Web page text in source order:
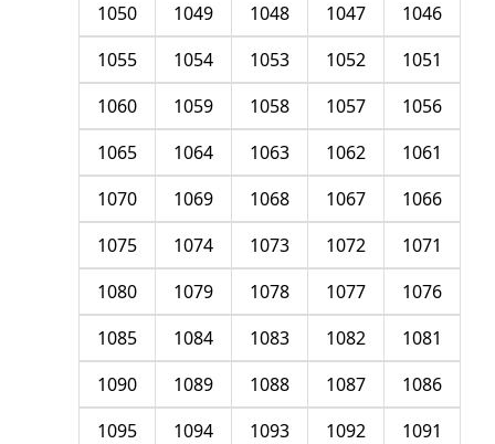
1046
1047
1048
1049
1050
1051
1052
1053
1054
1055
1056
1057
1058
1059
1060
1061
1062
1063
1064
1065
1066
1067
1068
1069
1070
1071
1072
1073
1074
1075
1076
1077
1078
1079
1080
1081
1082
1083
1084
1085
1086
1087
1088
1089
1090
1091
1092
1093
1094
1095